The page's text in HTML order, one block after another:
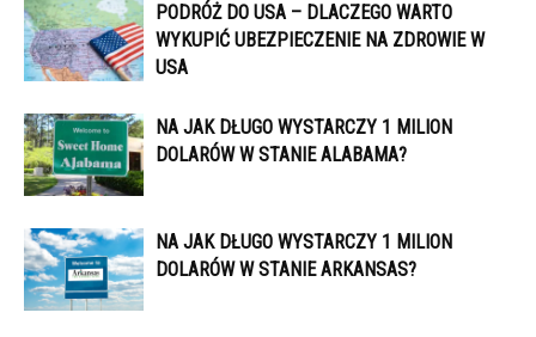
PODRÓŻ DO USA – DLACZEGO WARTO
WYKUPIĆ UBEZPIECZENIE NA ZDROWIE W
USA
NA JAK DŁUGO WYSTARCZY 1 MILION
DOLARÓW W STANIE ALABAMA?
NA JAK DŁUGO WYSTARCZY 1 MILION
DOLARÓW W STANIE ARKANSAS?